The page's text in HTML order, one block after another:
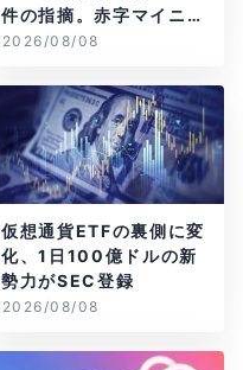
件の指摘。赤字マイニン
グ企業はAIに賭ける
2026/08/08
仮想通貨ETFの裏側に変
化、1日100億ドルの新
勢力がSEC登録
2026/08/08